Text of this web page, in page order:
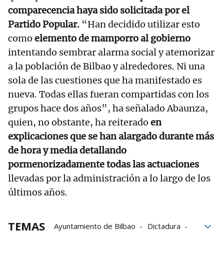
comparecencia haya sido solicitada por el
Partido Popular. “Han decidido utilizar esto
como elemento de mamporro al gobierno
intentando sembrar alarma social y atemorizar
a la población de Bilbao y alrededores. Ni una
sola de las cuestiones que ha manifestado es
nueva. Todas ellas fueran compartidas con los
grupos hace dos años”, ha señalado Abaunza,
quien, no obstante, ha reiterado en
explicaciones que se han alargado durante más
de hora y media detallando
pormenorizadamente todas las actuaciones
llevadas por la administración a lo largo de los
últimos años.
TEMAS Ayuntamiento de Bilbao
Dictadura